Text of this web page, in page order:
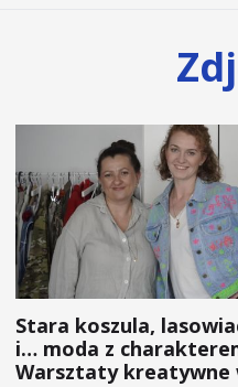
Stara koszula,
i… moda z
Warsztaty kreatywne